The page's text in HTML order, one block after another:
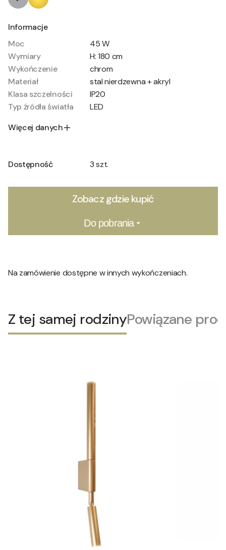
Informacje
Moc
45 W
Wymiary
H: 180 cm
Wykończenie
chrom
Materiał
stal nierdzewna + akryl
Klasa szczelności
IP20
Typ źródła światła
LED
Więcej danych
Dostępność 3 szt.
Zobacz gdzie kupić
Do pobrania
Na zamówienie dostępne w innych wykończeniach.
Z tej samej rodzinyPowiązane